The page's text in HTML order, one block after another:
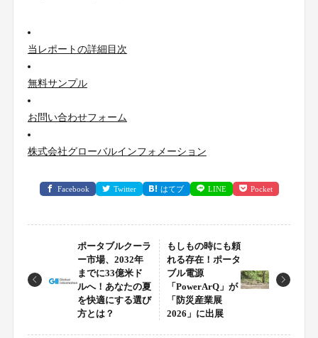
当レポートの詳細目次
無料サンプル
お問い合わせフォーム
株式会社グローバルインフォメーション
Facebook Twitter はてブ LINE Pocket
ポータブルクーラ
ー市場、2032年
までに33億米ド
ルへ！あなたの夏
を快適にする選び
方とは？
もしもの時にも頼
れる存在！ポータ
ブル電源
「PowerArQ」が
「防災産業展
2026」に出展